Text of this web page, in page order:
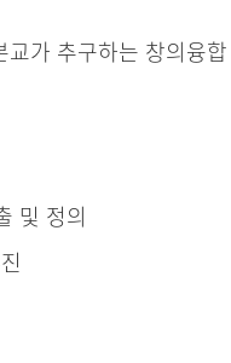
가 추구하는 창의융
및 정의